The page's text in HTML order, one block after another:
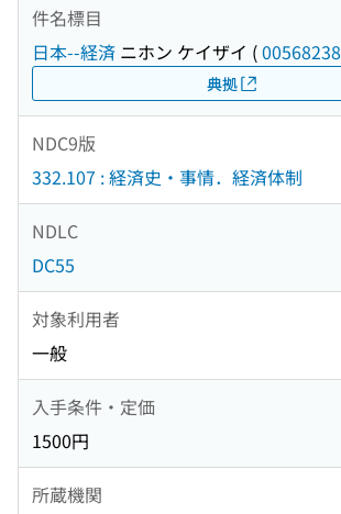
件名標目
日本--経済 ニホン ケイザイ (00568238
典拠
NDC9版
332.107 : 経済史・事情．経済体制
NDLC
DC55
対象利用者
一般
入手条件・定価
1500円
所蔵機関